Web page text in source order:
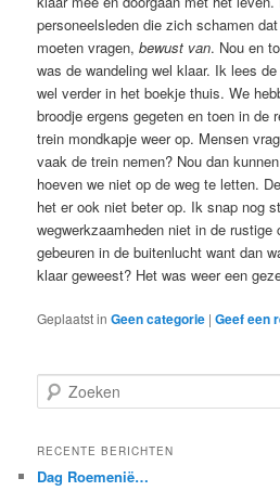
personeelsleden die zich schamen
moeten vragen,bewust van. Nou en
was de wandeling wel klaar. Ik lees
wel verder in het boekje thuis. We
broodje ergens gegeten en toen in de
trein mondkapje weer op. Mensen
vaak de trein nemen? Nou dan
hoeven we niet op de weg te letten.
het er ook niet beter op. Ik snap nog
wegwerkzaamheden niet in de rustige
gebeuren in de buitenlucht want dan
klaar geweest? Het was weer een
Geplaatst in Geen categorie |Geef een
o
k
n
RECENTE BERICHTEN
Dag Roemenië…